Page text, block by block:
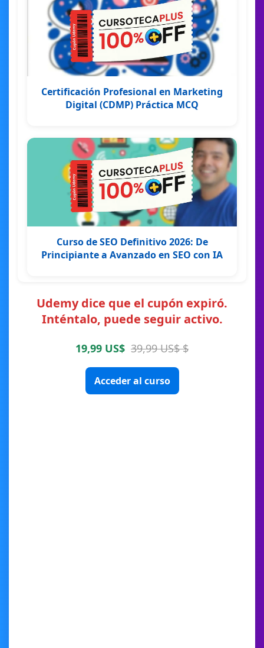
Certificación Profesional en Marketing
Digital (CDMP) Práctica MCQ
Curso de SEO Definitivo 2026: De
Principiante a Avanzado en SEO con IA
Udemy dice que el cupón expiró.
Inténtalo, puede seguir activo.
19,99 US$ 39,99 US$ $
Acceder al curso